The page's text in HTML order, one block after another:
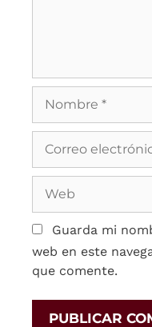
Guarda mi
web en este
que comente.